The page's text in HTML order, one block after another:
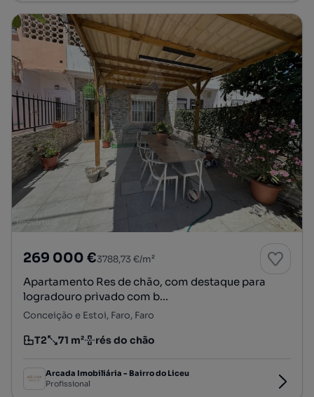
269 000 €3788,73 €/m²
Apartamento Res de chão, com destaque para
logradouro privado com b...
Conceição e Estoi, Faro, Faro
Tipologia
T2
Preço por metro quadrado
71 m²
Andar rés do chão
Arcada Imobiliária - Bairro do Liceu
Profissional